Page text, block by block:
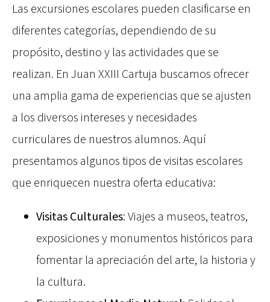
Las excursiones escolares pueden clasificarse en
diferentes categorías, dependiendo de su
propósito, destino y las actividades que se
realizan. En Juan XXIII Cartuja buscamos ofrecer
una amplia gama de experiencias que se ajusten
a los diversos intereses y necesidades
curriculares de nuestros alumnos. Aquí
presentamos algunos tipos de visitas escolares
que enriquecen nuestra oferta educativa:
Visitas Culturales: Viajes a museos, teatros,
exposiciones y monumentos históricos para
fomentar la apreciación del arte, la historia y
la cultura.